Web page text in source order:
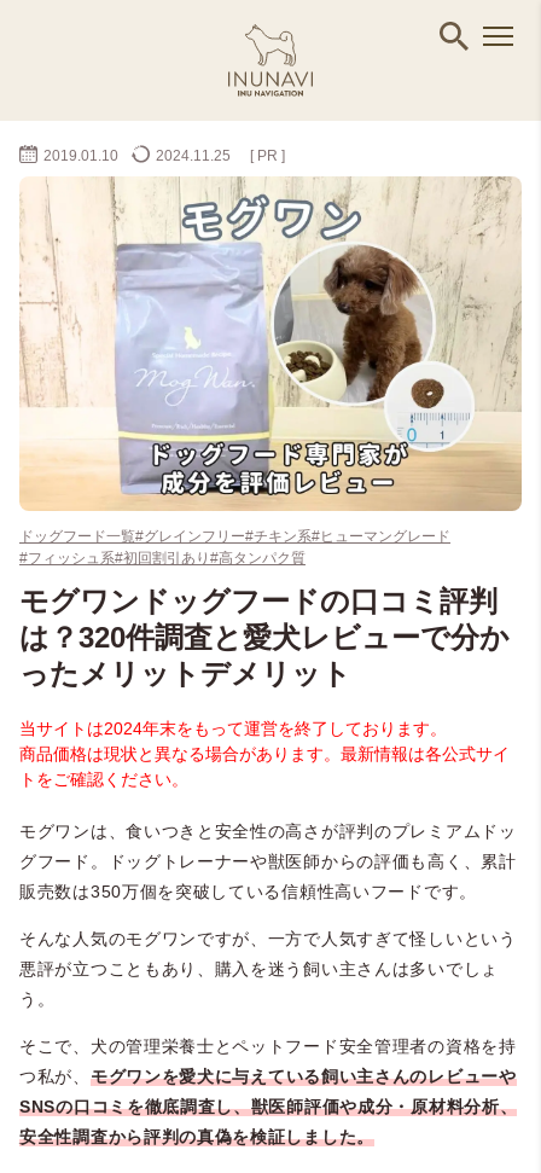
2019.01.10 2024.11.25 [ PR ]
ドッグフード一覧#グレインフリー#チキン系#ヒューマングレード
#フィッシュ系#初回割引あり #高タンパク質
モグワンドッグフードの口コミ評判
は？320件調査と愛犬レビューで分か
ったメリットデメリット
当サイトは2024年末をもって運営を終了しております。
商品価格は現状と異なる場合があります。最新情報は各公式サイ
トをご確認ください。
モグワンは、食いつきと安全性の高さが評判のプレミアムドッ
グフード。ドッグトレーナーや獣医師からの評価も高く、累計
販売数は350万個を突破している信頼性高いフードです。
そんな人気のモグワンですが、一方で人気すぎて怪しいという
悪評が立つこともあり、購入を迷う飼い主さんは多いでしょ
う。
そこで、犬の管理栄養士とペットフード安全管理者の資格を持
つ私が、 モグワンを愛犬に与えている飼い主さんのレビューや
SNSの口コミを徹底調査し、獣医師評価や成分・原材料分析、
安全性調査から評判の真偽を検証しました。